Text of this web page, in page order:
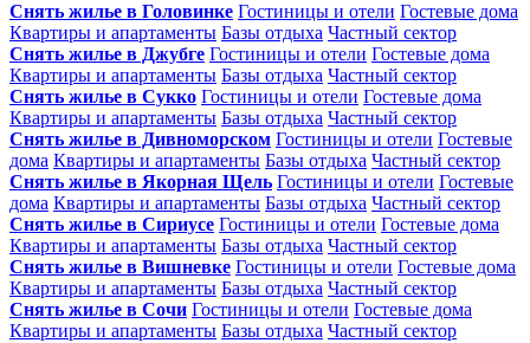
Снять жилье в Головинке Гостиницы и отели Гостевые дома
Квартиры и апартаменты Базы отдыха Частный сектор
Снять жилье в Джубге Гостиницы и отели Гостевые дома
Квартиры и апартаменты Базы отдыха Частный сектор
Снять жилье в Сукко Гостиницы и отели Гостевые дома
Квартиры и апартаменты Базы отдыха Частный сектор
Снять жилье в Дивноморском Гостиницы и отели Гостевые
дома Квартиры и апартаменты Базы отдыха Частный сектор
Снять жилье в Якорная Щель Гостиницы и отели Гостевые
дома Квартиры и апартаменты Базы отдыха Частный сектор
Снять жилье в Сириусе Гостиницы и отели Гостевые дома
Квартиры и апартаменты Базы отдыха Частный сектор
Снять жилье в Вишневке Гостиницы и отели Гостевые дома
Квартиры и апартаменты Базы отдыха Частный сектор
Снять жилье в Сочи Гостиницы и отели Гостевые дома
Квартиры и апартаменты Базы отдыха Частный сектор